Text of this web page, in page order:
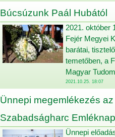
Búcsúzunk Paál Hubától
2021. október
Fejér Megyei
barátai,
temetőben, a
Magyar
2021.10.25. 18:07
Ünnepi megemlékezés
Szabadságharc
Ünnepi